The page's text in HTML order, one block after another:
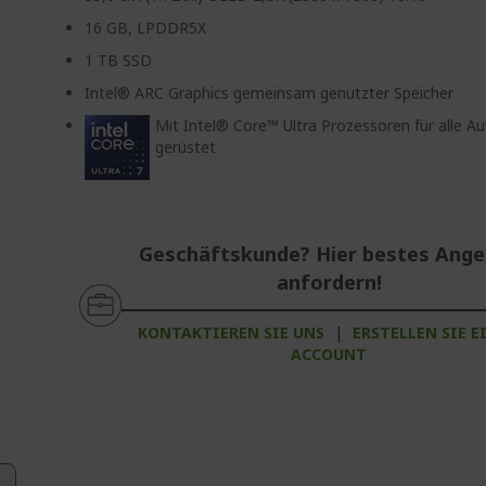
16 GB, LPDDR5X
1 TB SSD
Intel® ARC Graphics gemeinsam genutzter Speicher
Mit Intel® Core™ Ultra Prozessoren für alle
gerüstet
Geschäftskunde? Hier bestes
anfordern!
KONTAKTIEREN SIE UNS |
ERSTELLEN SIE
ACCOUNT